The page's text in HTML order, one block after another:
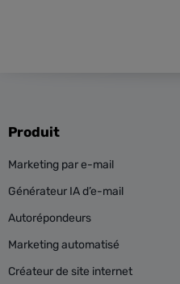
Produit
Marketing par e-mail
Générateur IA d’e-mail
Autorépondeurs
Marketing automatisé
Créateur de site internet